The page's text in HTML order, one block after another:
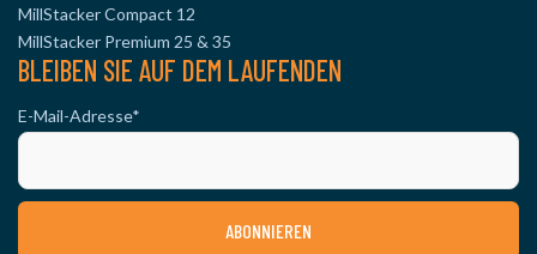
MillStacker Compact 12
MillStacker Premium 25 & 35
BLEIBEN SIE AUF DEM LAUFENDEN
E-Mail-Adresse*